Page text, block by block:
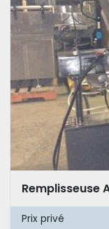
Prix privé